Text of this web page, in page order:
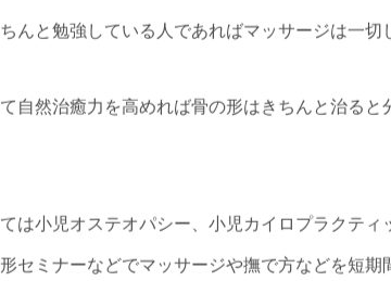
んと勉強している人であればマッサージは一切
自然治癒力を高めれば骨の形はきちんと治ると
は小児オステオパシー、小児カイロプラクティ
セミナーなどでマッサージや撫で方などを短期
頭の歪みで